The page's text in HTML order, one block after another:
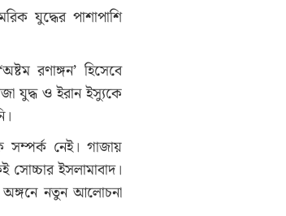
যুদ্ধের পাশাপাশি
রণাঙ্গন’ হিসেবে
যুদ্ধ ও ইরান ইস্যুকে
সম্পর্ক নেই। গাজায়
সোচ্চার ইসলামাবাদ।
অঙ্গনে নতুন আলোচনা